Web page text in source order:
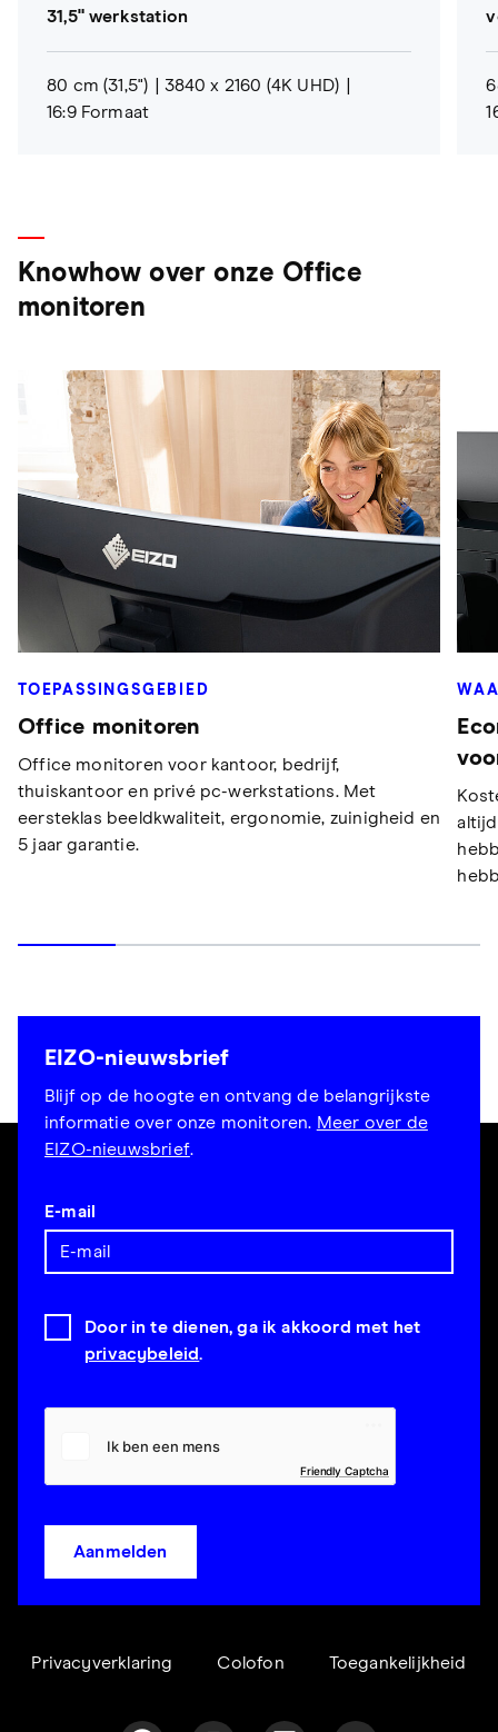
31,5" werkstation
80 cm (31,5")
3840 x 2160 (4K UHD)
16:9 Formaat
Knowhow over onze Office
monitoren
TOEPASSINGSGEBIED
Office monitoren
Office monitoren voor kantoor, bedrijf,
thuiskantoor en privé pc-werkstations. Met
eersteklas beeldkwaliteit, ergonomie, zuinigheid en
5 jaar garantie.
EIZO-nieuwsbrief
Blijf op de hoogte en ontvang de belangrijkste
informatie over onze monitoren. Meer over de
EIZO-nieuwsbrief.
E-mail
Door in te dienen, ga ik akkoord met het
privacybeleid.
Friendly Captcha
Aanmelden
Privacyverklaring Colofon Toegankelijkheid